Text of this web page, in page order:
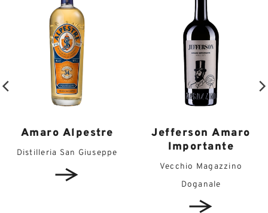
Amaro Alpestre
Distilleria San Giuseppe
Jefferson Amaro
Importante
Vecchio Magazzino
Doganale